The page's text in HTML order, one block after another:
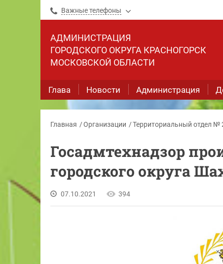
Важные телефоны
АДМИНИСТРАЦИЯ
ГОРОДСКОГО ОКРУГА КРАСНОГОРСК
МОСКОВСКОЙ ОБЛАСТИ
Глава Новости Администрация
Главная Организации Территориальный отдел №
Госадмтехнадзор
городского округа
07.10.2021 394